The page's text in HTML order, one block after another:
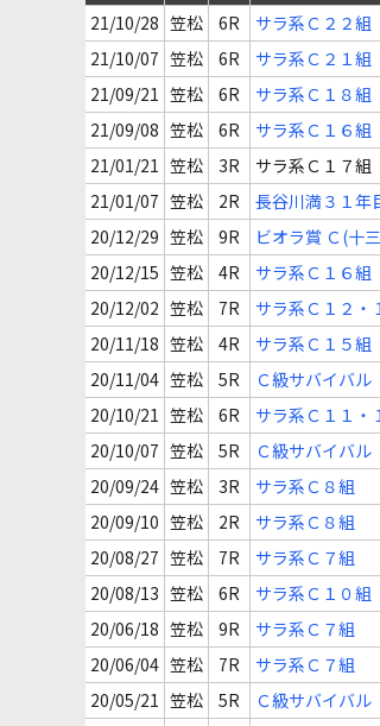
21/10/28 笠松 6R サラ系Ｃ２２組
21/10/07 笠松 6R サラ系Ｃ２１組
21/09/21 笠松 6R サラ系Ｃ１８組
21/09/08 笠松 6R サラ系Ｃ１６組
21/01/21 笠松 3R サラ系Ｃ１７組
21/01/07 笠松 2R
長谷川満３１年
八)
20/12/29 笠松 9R ビオラ賞 Ｃ(十
20/12/15 笠松 4R サラ系Ｃ１６組
20/12/02 笠松 7R サラ系Ｃ１２・
20/11/18 笠松 4R サラ系Ｃ１５組
20/11/04 笠松 5R Ｃ級サバイバル
20/10/21 笠松 6R サラ系Ｃ１１・
20/10/07 笠松 5R Ｃ級サバイバル
20/09/24 笠松 3R サラ系Ｃ８組
20/09/10 笠松 2R サラ系Ｃ８組
20/08/27 笠松 7R サラ系Ｃ７組
20/08/13 笠松 6R サラ系Ｃ１０組
20/06/18 笠松 9R サラ系Ｃ７組
20/06/04 笠松 7R サラ系Ｃ７組
20/05/21 笠松 5R Ｃ級サバイバル